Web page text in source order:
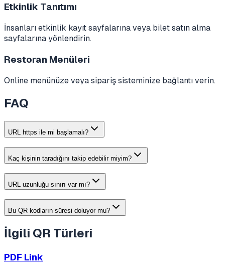
Etkinlik Tanıtımı
İnsanları etkinlik kayıt sayfalarına veya bilet satın alma
sayfalarına yönlendirin.
Restoran Menüleri
Online menünüze veya sipariş sisteminize bağlantı verin.
FAQ
URL https ile mi başlamalı?
Kaç kişinin taradığını takip edebilir miyim?
URL uzunluğu sınırı var mı?
Bu QR kodların süresi doluyor mu?
İlgili QR Türleri
PDF Link